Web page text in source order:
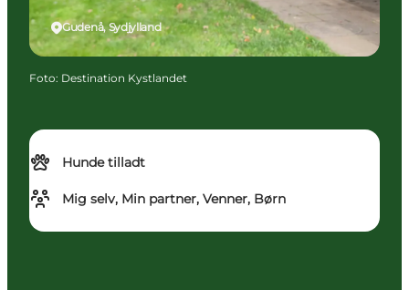
Hunde tilladt
Mig selv, Min partner, Venner, Børn
Gudenå, Sydjylland
Foto: Destination Kystlandet